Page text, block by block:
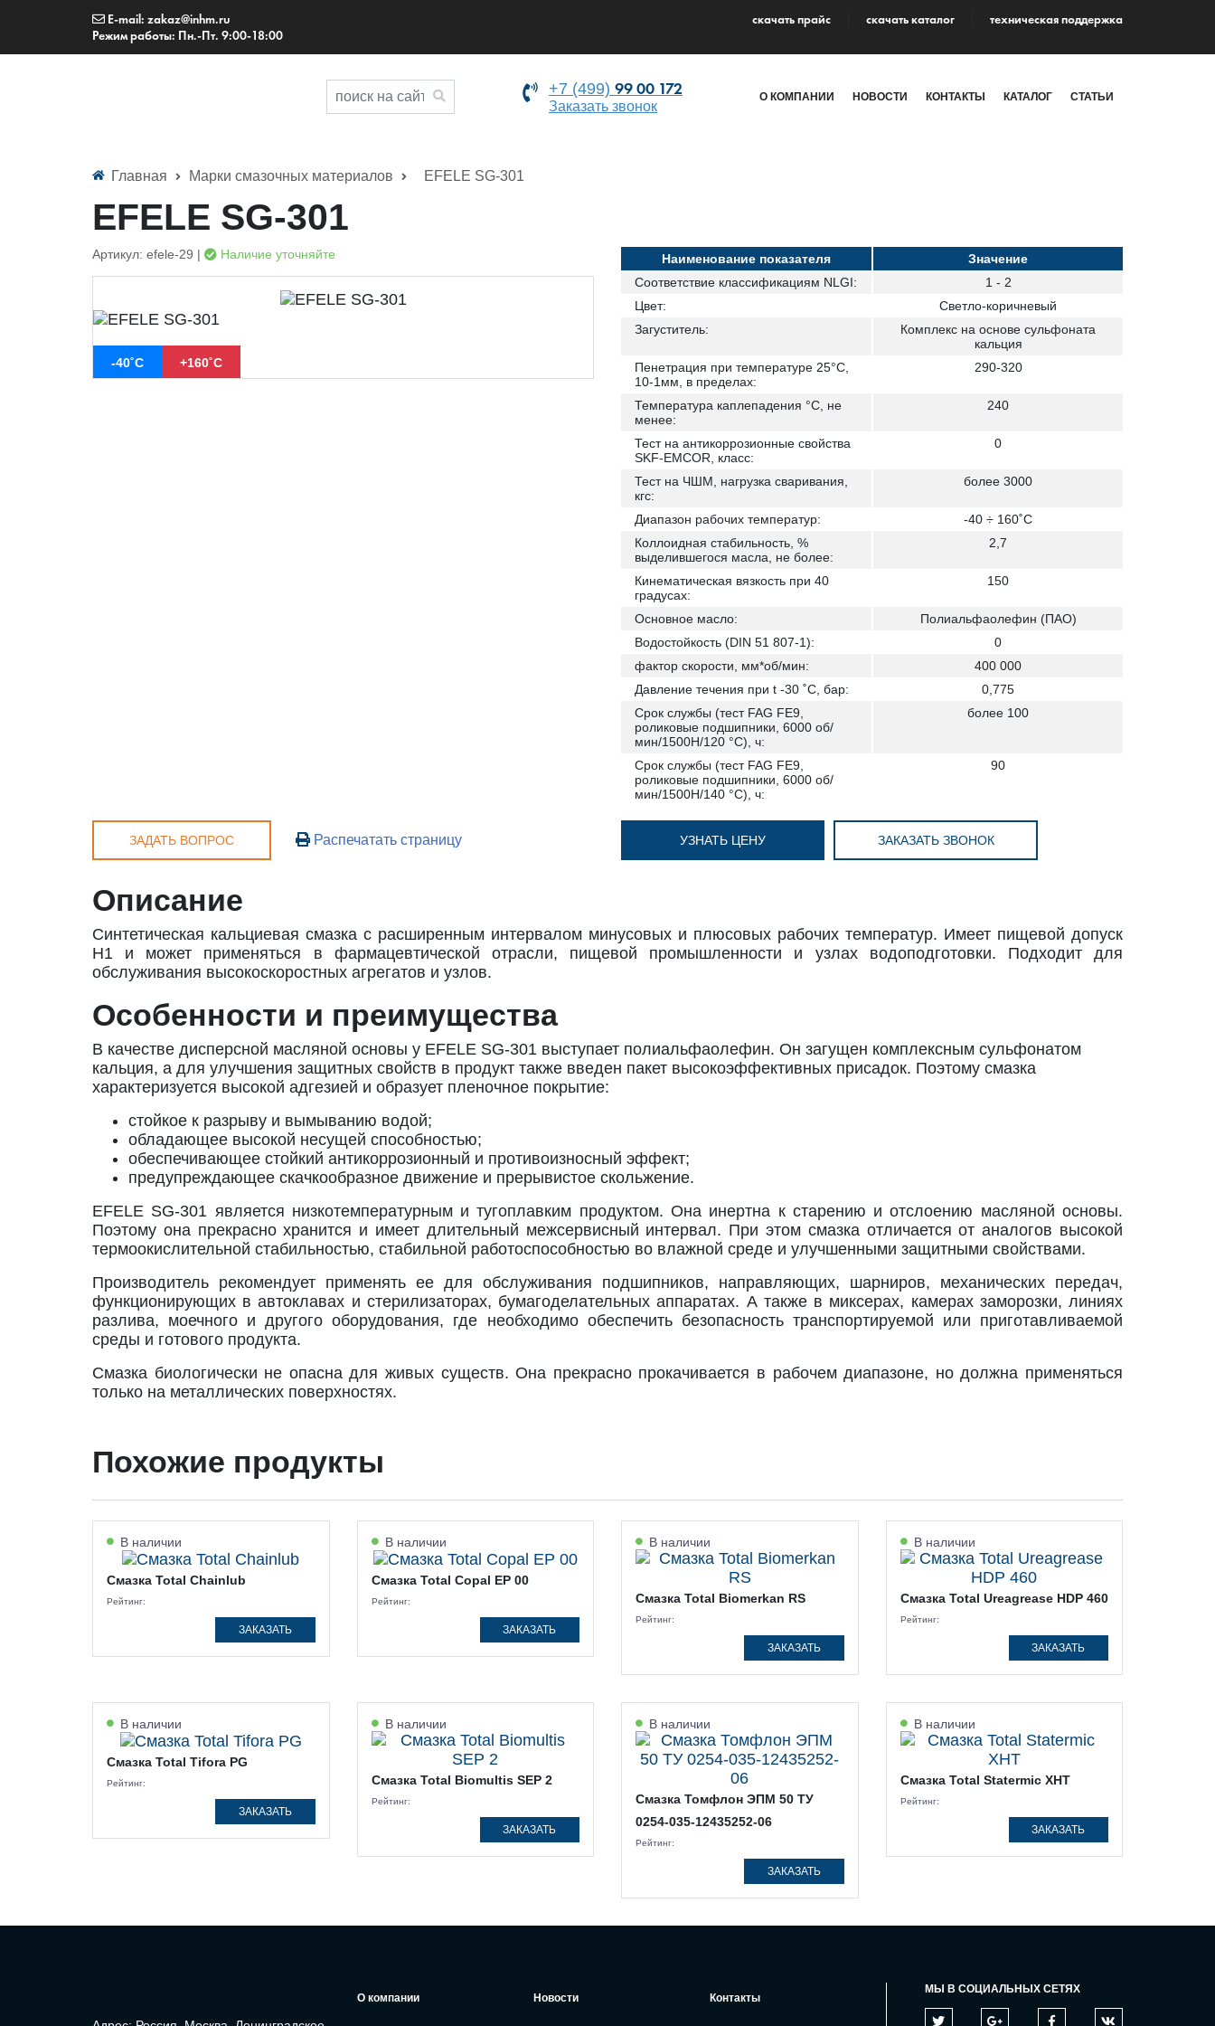
E-mail: zakaz@inhm.ru
Режим работы: Пн.-Пт. 9:00-18:00
cкачать прайс cкачать каталог техническая поддержка
+7 (499) 99 00 172
Заказать звонок
О КОМПАНИИ НОВОСТИ КОНТАКТЫ КАТАЛОГ СТАТЬИ
Главная Марки смазочных материалов EFELE SG-301
EFELE SG-301
Артикул: efele-29 | Наличие уточняйте
-40˚С +160˚С
Наименование показателя
Значение
Соответствие классификациям NLGI:
1 - 2
Цвет:
Светло-коричневый
Загуститель:
Комплекс на основе сульфоната
кальция
Пенетрация при температуре 25°С,
10-1мм, в пределах:
290-320
Температура каплепадения °С, не
менее:
240
Тест на антикоррозионные свойства
SKF-EMCOR, класс:
0
Тест на ЧШМ, нагрузка сваривания,
кгс:
более 3000
Диапазон рабочих температур:
-40 ÷ 160˚С
Коллоидная стабильность, %
выделившегося масла, не более:
2,7
Кинематическая вязкость при 40
градусах:
150
Основное масло:
Полиальфаолефин (ПАО)
Водостойкость (DIN 51 807-1):
0
фактор скорости, мм*об/мин:
400 000
Давление течения при t -30 ˚C, бар:
0,775
Срок службы (тест FAG FE9,
роликовые подшипники, 6000 об/
мин/1500Н/120 °С), ч:
более 100
Срок службы (тест FAG FE9,
роликовые подшипники, 6000 об/
мин/1500Н/140 °С), ч:
90
УЗНАТЬ ЦЕНУ ЗАКАЗАТЬ ЗВОНОК
ЗАДАТЬ ВОПРОС Распечатать страницу
Описание
Синтетическая кальциевая смазка с расширенным интервалом минусовых и плюсовых рабочих температур. Имеет пищевой допуск
H1 и может применяться в фармацевтической отрасли, пищевой промышленности и узлах водоподготовки. Подходит для
обслуживания высокоскоростных агрегатов и узлов.
Особенности и преимущества
В качестве дисперсной масляной основы у EFELE SG-301 выступает полиальфаолефин. Он загущен комплексным сульфонатом
кальция, а для улучшения защитных свойств в продукт также введен пакет высокоэффективных присадок. Поэтому смазка
характеризуется высокой адгезией и образует пленочное покрытие:
стойкое к разрыву и вымыванию водой;
обладающее высокой несущей способностью;
обеспечивающее стойкий антикоррозионный и противоизносный эффект;
предупреждающее скачкообразное движение и прерывистое скольжение.
EFELE SG-301 является низкотемпературным и тугоплавким продуктом. Она инертна к старению и отслоению масляной основы.
Поэтому она прекрасно хранится и имеет длительный межсервисный интервал. При этом смазка отличается от аналогов высокой
термоокислительной стабильностью, стабильной работоспособностью во влажной среде и улучшенными защитными свойствами.
Производитель рекомендует применять ее для обслуживания подшипников, направляющих, шарниров, механических передач,
функционирующих в автоклавах и стерилизаторах, бумагоделательных аппаратах. А также в миксерах, камерах заморозки, линиях
разлива, моечного и другого оборудования, где необходимо обеспечить безопасность транспортируемой или приготавливаемой
среды и готового продукта.
Смазка биологически не опасна для живых существ. Она прекрасно прокачивается в рабочем диапазоне, но должна применяться
только на металлических поверхностях.
Похожие продукты
В наличии
Смазка Total Chainlub
Рейтинг:
ЗАКАЗАТЬ
В наличии
Смазка Total Copal EP 00
Рейтинг:
ЗАКАЗАТЬ
В наличии
Смазка Total Biomerkan RS
Рейтинг:
ЗАКАЗАТЬ
В наличии
Смазка Total Ureagrease HDP 460
Рейтинг:
ЗАКАЗАТЬ
В наличии
Смазка Total Tifora PG
Рейтинг:
ЗАКАЗАТЬ
В наличии
Смазка Total Biomultis SEP 2
Рейтинг:
ЗАКАЗАТЬ
В наличии
Смазка Томфлон ЭПМ 50 ТУ
0254-035-12435252-06
Рейтинг:
ЗАКАЗАТЬ
В наличии
Смазка Total Statermic XHT
Рейтинг:
ЗАКАЗАТЬ
О компании Новости Контакты
МЫ В СОЦИАЛЬНЫХ СЕТЯХ